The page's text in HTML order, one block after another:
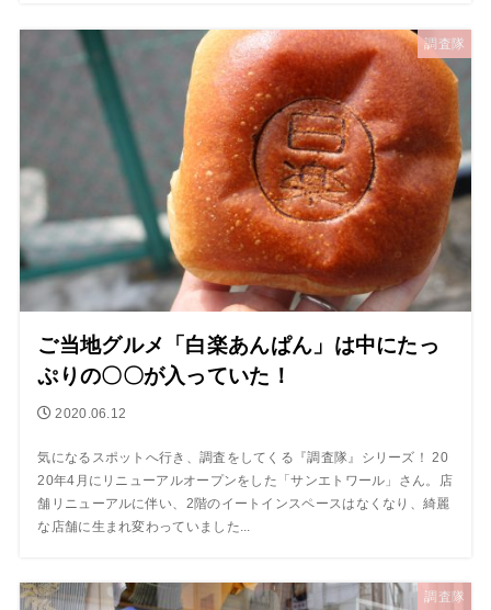
調査隊
ご当地グルメ「白楽あんぱん」は中にたっ
ぷりの〇〇が入っていた！
2020.06.12
気になるスポットへ行き、調査をしてくる『調査隊』シリーズ！ 20
20年4月にリニューアルオープンをした「サンエトワール」さん。店
舗リニューアルに伴い、2階のイートインスペースはなくなり、綺麗
な店舗に生まれ変わっていました...
調査隊